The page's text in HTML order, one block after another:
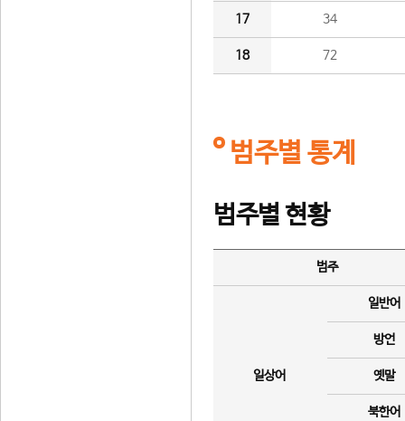
17 34
18 72
범주별 통계
범주별 현황
범주
일상어
일반어
방언
옛말
북한어